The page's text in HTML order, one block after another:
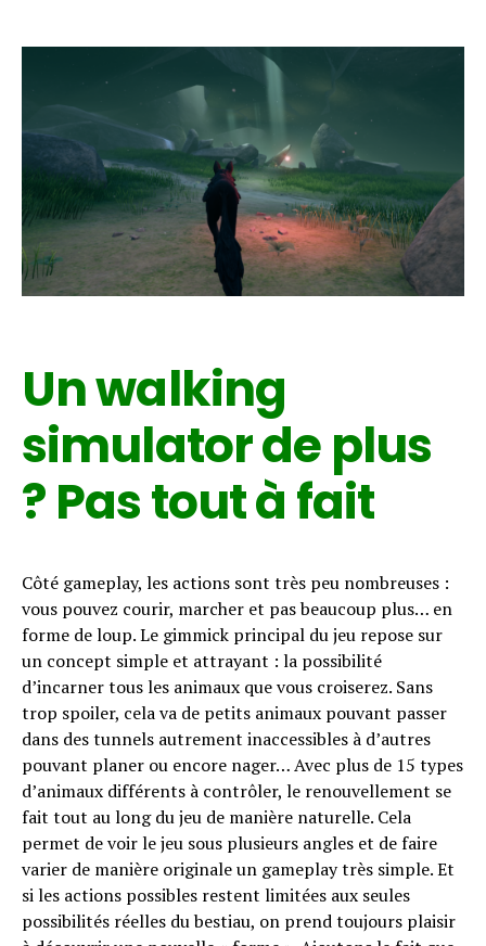
Un walking
simulator de plus
? Pas tout à fait
Côté gameplay, les actions sont très peu nombreuses :
vous pouvez courir, marcher et pas beaucoup plus… en
forme de loup. Le gimmick principal du jeu repose sur
un concept simple et attrayant : la possibilité
d’incarner tous les animaux que vous croiserez. Sans
trop spoiler, cela va de petits animaux pouvant passer
dans des tunnels autrement inaccessibles à d’autres
pouvant planer ou encore nager… Avec plus de 15 types
d’animaux différents à contrôler, le renouvellement se
fait tout au long du jeu de manière naturelle. Cela
permet de voir le jeu sous plusieurs angles et de faire
varier de manière originale un gameplay très simple. Et
si les actions possibles restent limitées aux seules
possibilités réelles du bestiau, on prend toujours plaisir